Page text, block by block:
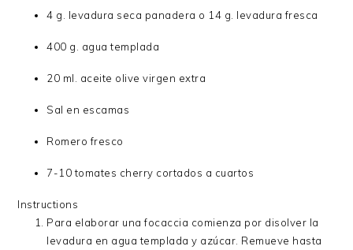
4 g. levadura seca panadera o 14 g. levadura fresca
400 g. agua templada
20 ml. aceite olive virgen extra
Sal en escamas
Romero fresco
7-10 tomates cherry cortados a cuartos
Instructions
Para elaborar una focaccia comienza por disolver la
levadura en agua templada y azúcar. Remueve hasta